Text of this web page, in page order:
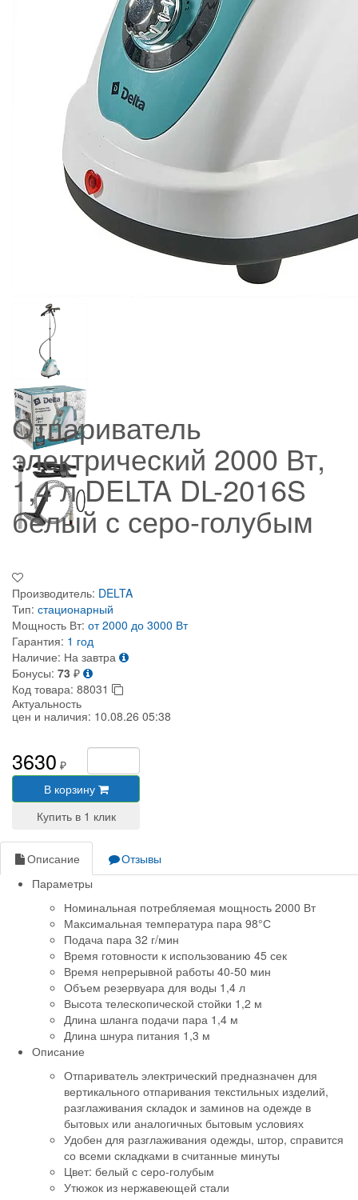
Отпариватель
электрический 2000 Вт,
1,4 л DELTA DL-2016S
белый с серо-голубым
Производитель: DELTA
Тип: стационарный
Мощность Вт: от 2000 до 3000 Вт
Гарантия: 1 год
Наличие: На завтра
Бонусы: 73 ₽
Код товара: 88031
Актуальность
цен и наличия: 10.08.26 05:38
3630 ₽
В корзину
Описание
Отзывы
Параметры
Номинальная потребляемая мощность 2000 Вт
Максимальная температура пара 98°С
Подача пара 32 г/мин
Время готовности к использованию 45 сек
Время непрерывной работы 40-50 мин
Объем резервуара для воды 1,4 л
Высота телескопической стойки 1,2 м
Длина шланга подачи пара 1,4 м
Длина шнура питания 1,3 м
Описание
Отпариватель электрический предназначен для
вертикального отпаривания текстильных изделий,
разглаживания складок и заминов на одежде в
бытовых или аналогичных бытовым условиях
Удобен для разглаживания одежды, штор, справится
со всеми складками в считанные минуты
Цвет: белый с серо-голубым
Утюжок из нержавеющей стали